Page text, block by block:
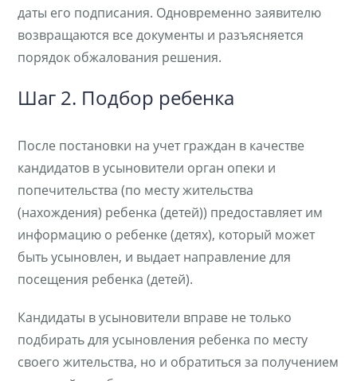
даты его подписания. Одновременно заявителю
возвращаются все документы и разъясняется
порядок обжалования решения.
Шаг 2. Подбор ребенка
После постановки на учет граждан в качестве
кандидатов в усыновители орган опеки и
попечительства (по месту жительства
(нахождения) ребенка (детей)) предоставляет им
информацию о ребенке (детях), который может
быть усыновлен, и выдает направление для
посещения ребенка (детей).
Кандидаты в усыновители вправе не только
подбирать для усыновления ребенка по месту
своего жительства, но и обратиться за получением